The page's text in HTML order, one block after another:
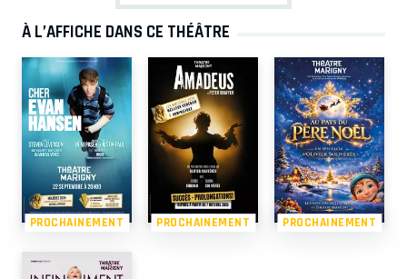
À L’AFFICHE DANS CE THÉÂTRE
PROCHAINEMENT PROCHAINEMENT PROCHAINEMENT